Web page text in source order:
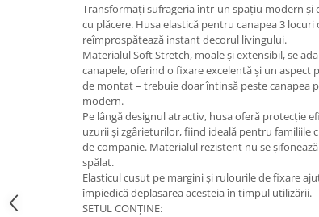
Transformați sufrageria într-un spațiu modern și
cu plăcere. Husa elastică pentru canapea 3
reîmprospătează instant decorul livingului.
Materialul Soft Stretch, moale și extensibil, se
canapele, oferind o fixare excelentă și un aspect
de montat – trebuie doar întinsă peste canapea
modern.
Pe lângă designul atractiv, husa oferă protecție
uzurii și zgârieturilor, fiind ideală pentru familiile
de companie. Materialul rezistent nu se
spălat.
Elasticul cusut pe margini și rulourile de fixare
împiedică deplasarea acesteia în timpul utilizării.
SETUL CONȚINE: